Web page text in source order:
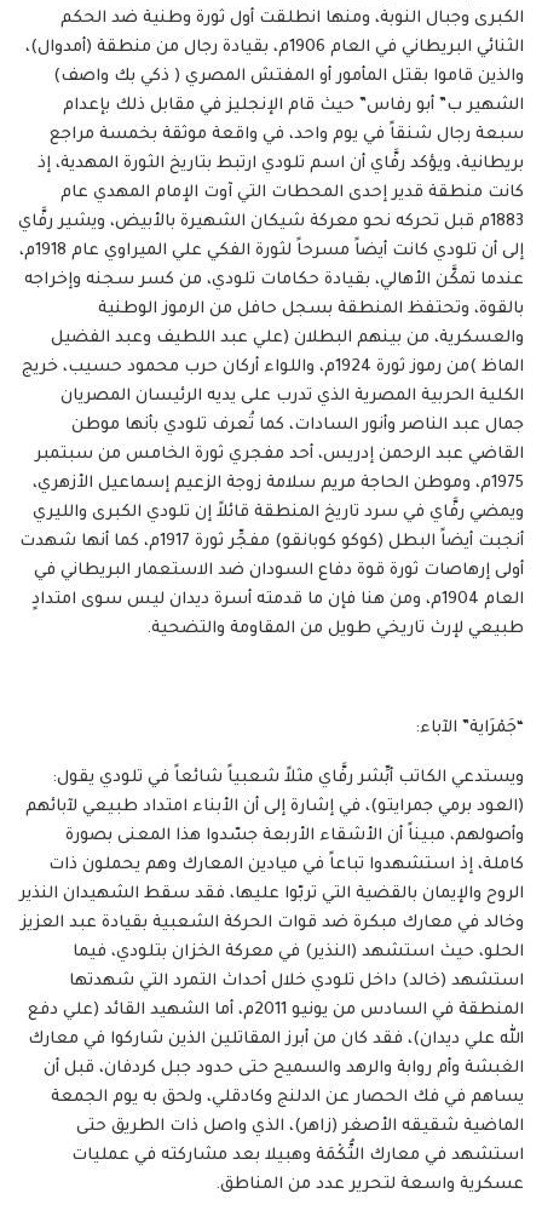
الكبرى وجبال النوبة، ومنها انطلقت أول ثورة وطنية ضد الحكم
الثنائي البريطاني في العام 1906م، بقيادة رجال من منطقة (أمدوال)،
والذين قاموا بقتل المأمور أو المفتش المصري ( ذكي بك واصف)
الشهير ب” أبو رفاس” حيث قام الإنجليز في مقابل ذلك بإعدام
سبعة رجال شنقاً في يوم واحد، في واقعة موثقة بخمسة مراجع
بريطانية، ويؤكد رفَّاي أن اسم تلودي ارتبط بتاريخ الثورة المهدية، إذ
كانت منطقة قدير إحدى المحطات التي آوت الإمام المهدي عام
1883م قبل تحركه نحو معركة شيكان الشهيرة بالأبيض، ويشير رفَّاي
إلى أن تلودي كانت أيضاً مسرحاً لثورة الفكي علي الميراوي عام 1918م،
عندما تمكَّن الأهالي، بقيادة حكامات تلودي، من كسر سجنه وإخراجه
بالقوة، وتحتفظ المنطقة بسجل حافل من الرموز الوطنية
والعسكرية، من بينهم البطلان (علي عبد اللطيف وعبد الفضيل
الماظ )من رموز ثورة 1924م، واللواء أركان حرب محمود حسيب، خريج
الكلية الحربية المصرية الذي تدرب على يديه الرئيسان المصريان
جمال عبد الناصر وأنور السادات، كما تُعرف تلودي بأنها موطن
القاضي عبد الرحمن إدريس، أحد مفجري ثورة الخامس من سبتمبر
1975م، وموطن الحاجة مريم سلامة زوجة الزعيم إسماعيل الأزهري،
ويمضي رفَّاي في سرد تاريخ المنطقة قائلاً إن تلودي الكبرى والليري
أنجبت أيضاً البطل (كوكو كوبانقو) مفجِّر ثورة 1917م، كما أنها شهدت
أولى إرهاصات ثورة قوة دفاع السودان ضد الاستعمار البريطاني في
العام 1904م، ومن هنا فإن ما قدمته أسرة ديدان ليس سوى امتدادٍ
طبيعي لإرث تاريخي طويل من المقاومة والتضحية.
“جَمْرَاية” الآباء:
ويستدعي الكاتب أبِّشر رفَّاي مثلاً شعبياً شائعاً في تلودي يقول:
(العود برمي جمرايتو)، في إشارة إلى أن الأبناء امتداد طبيعي لآبائهم
وأصولهم، مبيناً أن الأشقاء الأربعة جسّدوا هذا المعنى بصورة
كاملة، إذ استشهدوا تباعاً في ميادين المعارك وهم يحملون ذات
الروح والإيمان بالقضية التي تربّوا عليها، فقد سقط الشهيدان النذير
وخالد في معارك مبكرة ضد قوات الحركة الشعبية بقيادة عبد العزيز
الحلو، حيث استشهد (النذير) في معركة الخزان بتلودي، فيما
استشهد (خالد) داخل تلودي خلال أحداث التمرد التي شهدتها
المنطقة في السادس من يونيو 2011م، أما الشهيد القائد (علي دفع
الله علي ديدان)، فقد كان من أبرز المقاتلين الذين شاركوا في معارك
الغبشة وأم روابة والرهد والسميح حتى حدود جبل كردفان، قبل أن
يساهم في فك الحصار عن الدلنج وكادقلي، ولحق به يوم الجمعة
الماضية شقيقه الأصغر (زاهر)، الذي واصل ذات الطريق حتى
استشهد في معارك التُّكْمَة وهبيلا بعد مشاركته في عمليات
عسكرية واسعة لتحرير عدد من المناطق.